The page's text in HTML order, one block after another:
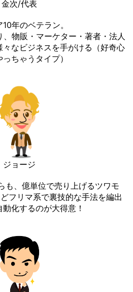
金次/代表
年のベテラン。
、物販・マーケター・著者・法人
なビジネスを手がける（好奇心
ちゃうタイプ）
ジョージ
も、億単位で売り上げるツワモ
フリマ系で裏技的な手法を編出
化するのが大得意！